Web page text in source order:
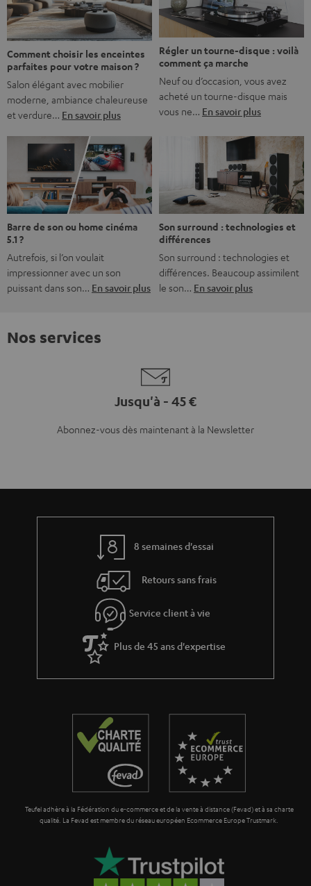
bonne nouvelle, c’est […]
Comment choisir les enceintes
parfaites pour votre maison ?
Salon élégant avec mobilier
moderne, ambiance chaleureuse
et verdure… En savoir plus
Régler un tourne-disque : voilà
comment ça marche
Neuf ou d’occasion, vous avez
acheté un tourne-disque mais
vous ne… En savoir plus
Barre de son ou home cinéma
5.1 ?
Autrefois, si l’on voulait
impressionner avec un son
puissant dans son… En savoir plus
Son surround : technologies et
différences
Son surround : technologies et
différences. Beaucoup assimilent
le son… En savoir plus
Nos services
Jusqu'à - 45 €
Abonnez-vous dès maintenant à la Newsletter
8 semaines d'essai
Retours sans frais
Service client à vie
Plus de 45 ans d'expertise
Teufel adhère à la Fédération du e-commerce et de la vente à distance (Fevad) et à sa charte
qualité. La Fevad est membre du réseau européen Ecommerce Europe Trustmark.